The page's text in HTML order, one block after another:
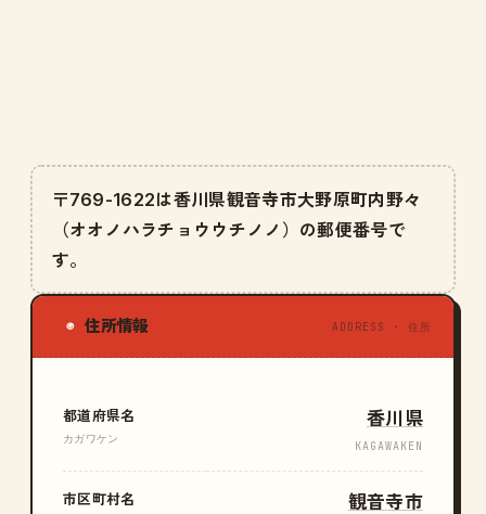
〒769-1622は香川県観音寺市大野原町内野々
（オオノハラチョウウチノノ）の郵便番号で
す。
◉ 住所情報 ADDRESS · 住所
都道府県名
カガワケン
香川県
KAGAWAKEN
市区町村名 観音寺市